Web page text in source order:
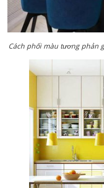
Cách phối màu tương phản